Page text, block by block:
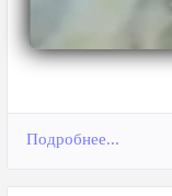
Подробнее...